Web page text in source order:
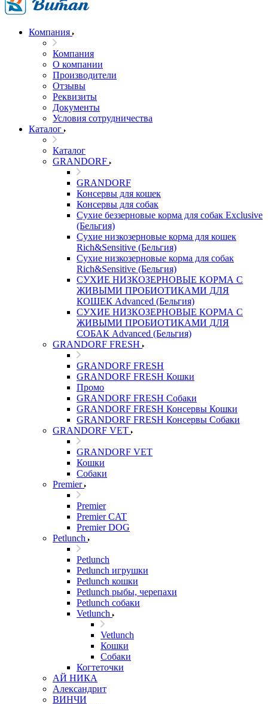
Компания
Компания
О компании
Производители
Отзывы
Реквизиты
Документы
Условия сотрудничества
Каталог
Каталог
GRANDORF
GRANDORF
Консервы для кошек
Консервы для собак
Сухие беззерновые корма для собак Exclusive
(Бельгия)
Сухие низкозерновые корма для кошек
Rich&Sensitive (Бельгия)
Сухие низкозерновые корма для собак
Rich&Sensitive (Бельгия)
СУХИЕ НИЗКОЗЕРНОВЫЕ КОРМА С
ЖИВЫМИ ПРОБИОТИКАМИ ДЛЯ
КОШЕК Advanced (Бельгия)
СУХИЕ НИЗКОЗЕРНОВЫЕ КОРМА С
ЖИВЫМИ ПРОБИОТИКАМИ ДЛЯ
СОБАК Advanced (Бельгия)
GRANDORF FRESH
GRANDORF FRESH
GRANDORF FRESH Кошки
Промо
GRANDORF FRESH Собаки
GRANDORF FRESH Консервы Кошки
GRANDORF FRESH Консервы Собаки
GRANDORF VET
GRANDORF VET
Кошки
Собаки
Premier
Premier
Premier CAT
Premier DOG
Petlunch
Petlunch
Petlunch игрушки
Petlunch кошки
Petlunch рыбы, черепахи
Petlunch собаки
Vetlunch
Vetlunch
Кошки
Собаки
Когтеточки
АЙ НИКА
Александрит
ВИНЧИ